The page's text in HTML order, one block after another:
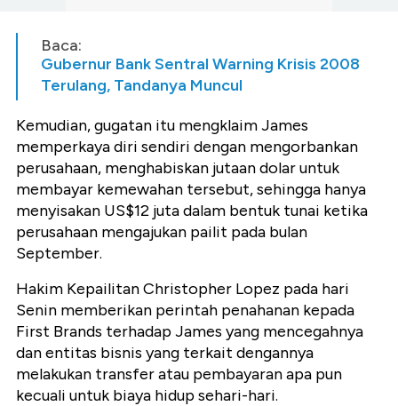
Baca:
Gubernur Bank Sentral Warning Krisis 2008
Terulang, Tandanya Muncul
Kemudian, gugatan itu mengklaim James
memperkaya diri sendiri dengan mengorbankan
perusahaan, menghabiskan jutaan dolar untuk
membayar kemewahan tersebut, sehingga hanya
menyisakan US$12 juta dalam bentuk tunai ketika
perusahaan mengajukan pailit pada bulan
September.
Hakim Kepailitan Christopher Lopez pada hari
Senin memberikan perintah penahanan kepada
First Brands terhadap James yang mencegahnya
dan entitas bisnis yang terkait dengannya
melakukan transfer atau pembayaran apa pun
kecuali untuk biaya hidup sehari-hari.